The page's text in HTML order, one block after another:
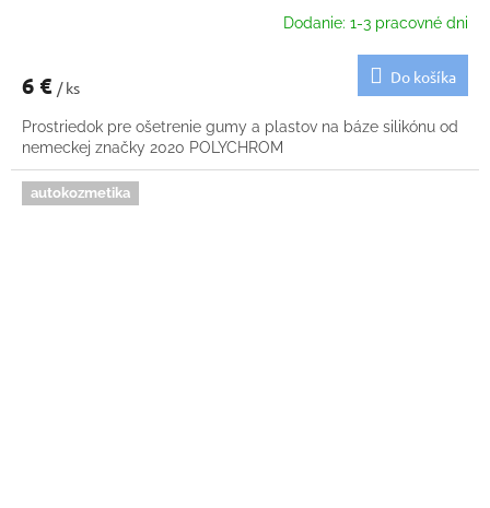
Dodanie: 1-3 pracovné dni
6 € / ks
Do košíka
Prostriedok pre ošetrenie gumy a plastov na báze silikónu od
nemeckej značky 2020 POLYCHROM
autokozmetika